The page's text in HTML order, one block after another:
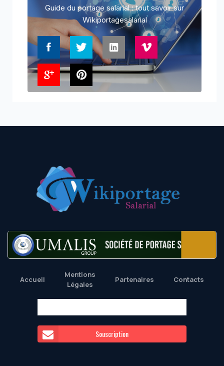
Guide du portage salarial : tout savoir sur
Wikiportagesalarial
Accueil
Mentions
Légales
Partenaires Contacts
Souscription